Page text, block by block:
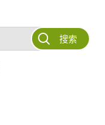
搜索